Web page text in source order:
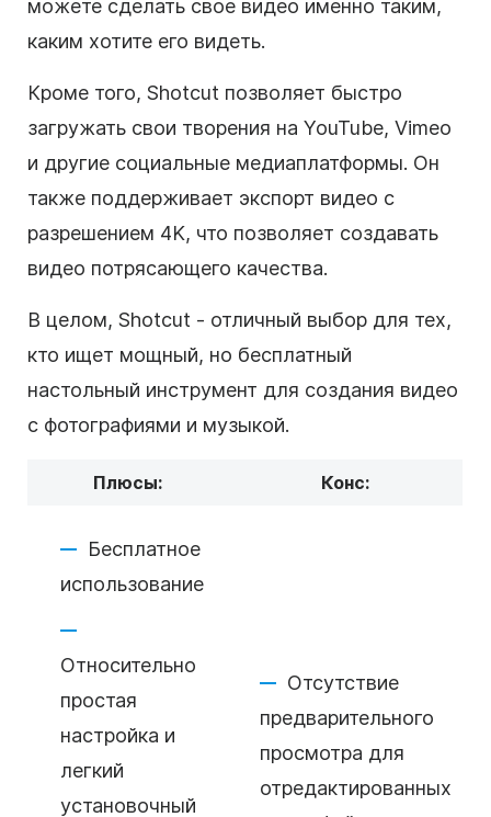
можете сделать свое видео именно таким,
каким хотите его видеть.
Кроме того, Shotcut позволяет быстро
загружать свои творения на YouTube, Vimeo
и другие социальные медиаплатформы. Он
также поддерживает экспорт видео с
разрешением 4K, что позволяет создавать
видео потрясающего качества.
В целом, Shotcut - отличный выбор для тех,
кто ищет мощный, но бесплатный
настольный инструмент для создания видео
с фотографиями и музыкой.
Плюсы: Конс:
Бесплатное
использование
Относительно
простая
настройка и
легкий
установочный
Отсутствие
предварительного
просмотра для
отредактированных